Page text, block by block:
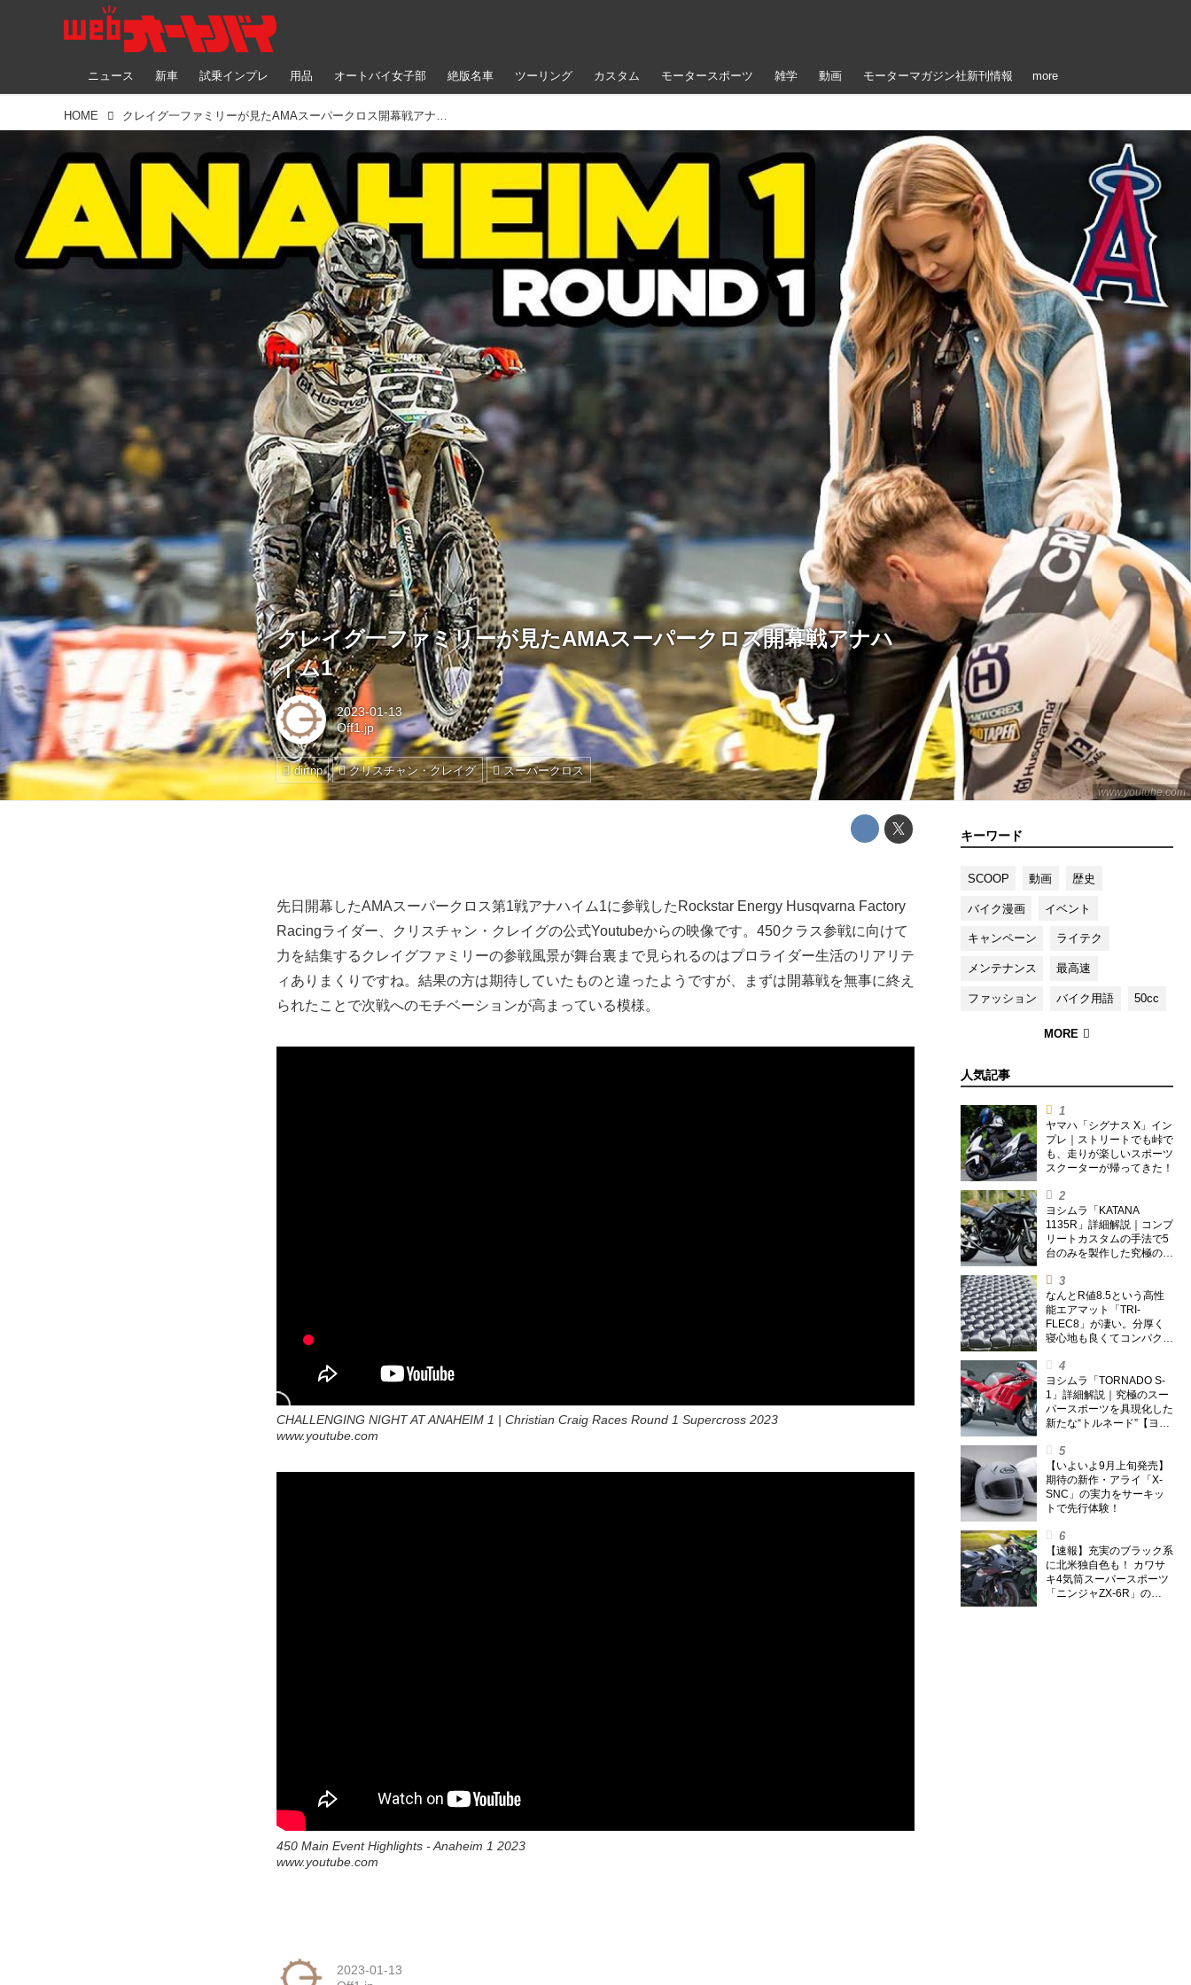
ニュース 新車 試乗インプレ 用品 オートバイ女子部 絶版名車 ツーリング カスタム モータースポーツ 雑学 動画 モーターマガジン社新刊情報 more
HOME クレイグ一ファミリーが見たAMAスーパークロス開幕戦アナハイム1
www.youtube.com
クレイグ一ファミリーが見たAMAスーパークロス開幕戦アナハ
イム1
2023-01-13
Off1.jp
dirtnp クリスチャン・クレイグ スーパークロス
キーワード
SCOOP 動画 歴史
バイク漫画 イベント
キャンペーン ライテク
メンテナンス 最高速
ファッション バイク用語 50cc
人気記事
ヤマハ「シグナス X」イン
プレ｜ストリートでも峠で
も、走りが楽しいスポーツ
スクーターが帰ってきた！
ヨシムラ「KATANA
1135R」詳細解説｜コンプ
リートカスタムの手法で5
台のみを製作した究極の銘
なんとR値8.5という高性
能エアマット「TRI-
FLEC8」が凄い。分厚く
寝心地も良くてコンパクト
トを試してみた〈若林浩志
のスーパー・カブカブ・ダ
イアリーズ Vol.385〉
ヨシムラ「TORNADO S-
1」詳細解説｜究極のスー
パースポーツを具現化した
新たな“トルネード”【ヨシ
【いよいよ9月上旬発売】
期待の新作・アライ「X-
SNC」の実力をサーキッ
トで先行体験！
【速報】充実のブラック系
に北米独自色も！ カワサ
キ4気筒スーパースポーツ
「ニンジャZX-6R」の
先日開幕したAMAスーパークロス第1戦アナハイム1に参戦したRockstar Energy Husqvarna Factory
Racingライダー、クリスチャン・クレイグの公式Youtubeからの映像です。450クラス参戦に向けて
力を結集するクレイグファミリーの参戦風景が舞台裏まで見られるのはプロライダー生活のリアリテ
ィありまくりですね。結果の方は期待していたものと違ったようですが、まずは開幕戦を無事に終え
られたことで次戦へのモチベーションが高まっている模様。
CHALLENGING NIGHT AT ANAHEIM 1 | Christian Craig Races Round 1 Supercross 2023
www.youtube.com
450 Main Event Highlights - Anaheim 1 2023
www.youtube.com
2023-01-13